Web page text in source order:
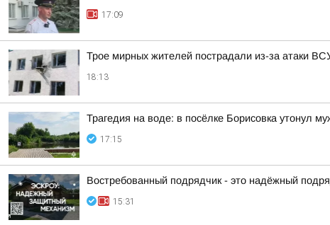
17:09
Трое мирных жителей пострадали из-за атаки
18:13
Трагедия на воде: в посёлке Борисовка утонул
17:15
Востребованный подрядчик - это надёжный
15:31